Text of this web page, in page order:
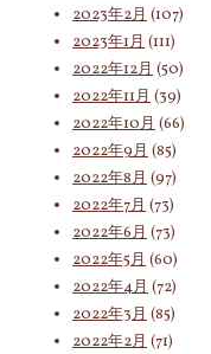
象:
2023年2月 (107)
2023年1月 (111)
2022年12月 (50)
2022年11月 (39)
2022年10月 (66)
2022年9月 (85)
2022年8月 (97)
2022年7月 (73)
2022年6月 (73)
2022年5月 (60)
2022年4月 (72)
2022年3月 (85)
2022年2月 (71)